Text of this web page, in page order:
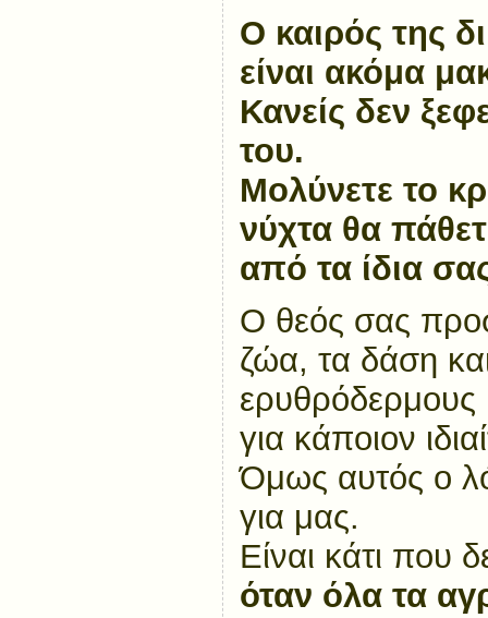
Ο καιρός της
είναι ακόμα
Κανείς δεν
του.
Μολύνετε το
νύχτα θα
από τα ίδια
Ο θεός σας
ζώα, τα δάση
ερυθρόδερμους
για κάποιον
Όμως αυτός ο
για μας.
Είναι κάτι που
όταν όλα τα